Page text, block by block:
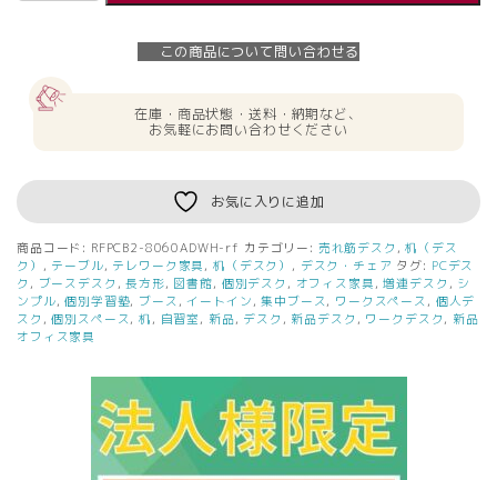
W800xD600
イ
ト
8060ADWH
増
連
用
【新
この商品について問い合わせる
在庫・商品状態・送料・納期など、
お気軽にお問い合わせください
お気に入りに追加
商品コード: RFPCB2-8060ADWH-rf カテゴリー: 売れ筋デスク ,机（デス
ク） , テーブル, テレワーク家具 ,机（デスク） , デスク・チェア タグ: PCデス
ク , ブースデスク ,長方形, 図書館, 個別デスク , オフィス家具 ,増連デスク , シ
ンプル,個別学習塾, ブース ,イートイン ,集中ブース , ワークスペース , 個人デ
スク ,個別スペース ,机 , 自習室 , 新品, デスク , 新品デスク , ワークデスク , 新品
オフィス家具